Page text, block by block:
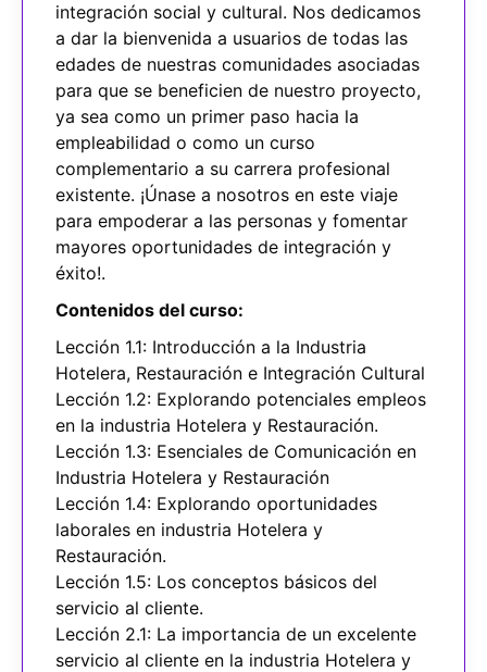
integración social y cultural. Nos dedicamos
a dar la bienvenida a usuarios de todas las
edades de nuestras comunidades asociadas
para que se beneficien de nuestro proyecto,
ya sea como un primer paso hacia la
empleabilidad o como un curso
complementario a su carrera profesional
existente. ¡Únase a nosotros en este viaje
para empoderar a las personas y fomentar
mayores oportunidades de integración y
éxito!.
Contenidos del curso:
Lección 1.1: Introducción a la Industria
Hotelera, Restauración e Integración Cultural
Lección 1.2: Explorando potenciales empleos
en la industria Hotelera y Restauración.
Lección 1.3: Esenciales de Comunicación en
Industria Hotelera y Restauración
Lección 1.4: Explorando oportunidades
laborales en industria Hotelera y
Restauración.
Lección 1.5: Los conceptos básicos del
servicio al cliente.
Lección 2.1: La importancia de un excelente
servicio al cliente en la industria Hotelera y